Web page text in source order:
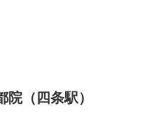
（四条駅）